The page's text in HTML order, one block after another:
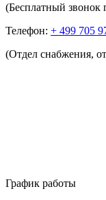
(Бесплатный звонок
Телефон: + 499 705
(Отдел снабжения,
График работы